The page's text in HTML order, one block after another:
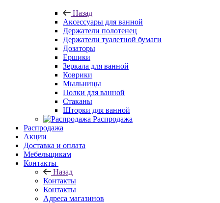
Назад
Аксессуары для ванной
Держатели полотенец
Держатели туалетной бумаги
Дозаторы
Ершики
Зеркала для ванной
Коврики
Мыльницы
Полки для ванной
Стаканы
Шторки для ванной
Распродажа
Распродажа
Акции
Доставка и оплата
Мебельщикам
Контакты
Назад
Контакты
Контакты
Адреса магазинов